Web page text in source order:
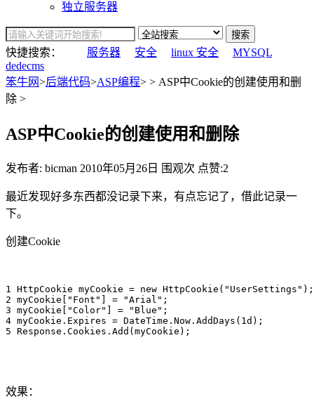
独立服务器
搜索
快捷搜索： 服务器 安全 linux 安全
MYSQL
dedecms
笨牛网>后端代码>ASP编程> > ASP中Cookie的创建使用和删
除 >
ASP中Cookie的创建使用和删除
发布者: bicman 2010年05月26日 围观次 点赞:2
最近发现好多东西都没记录下来，有点忘记了，借此记录一
下。
创建Cookie
1 HttpCookie myCookie = new HttpCookie("UserSettings");
2 myCookie["Font"] = "Arial";
3 myCookie["Color"] = "Blue";
4 myCookie.Expires = DateTime.Now.AddDays(1d);
5 Response.Cookies.Add(myCookie);
效果：